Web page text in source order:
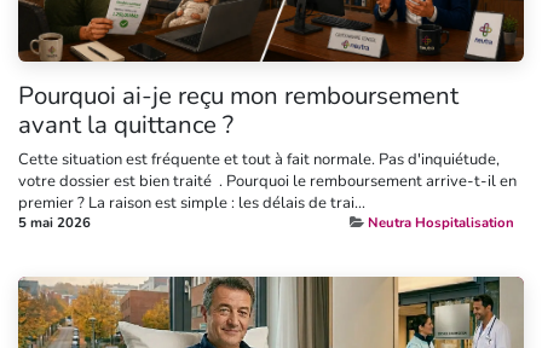
Pourquoi ai-je reçu mon remboursement
avant la quittance ?
Cette situation est fréquente et tout à fait normale. Pas d'inquiétude,
votre dossier est bien traité ​ ​​. Pourquoi le remboursement arrive-t-il en
premier ? La raison est simple : les délais de trai...
5 mai 2026 Neutra Hospitalisation